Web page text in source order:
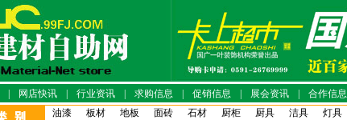
网店快讯 行业资讯 求购信息 促销信息 展会资讯 合作信息
油漆
板材 地板 面砖 石材 厨柜 厨具 洁具 灯具